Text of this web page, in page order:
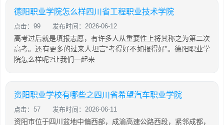
德阳职业学院怎么样四川省工程职业技术学院
点击：99 发布时间：2026-06-12
高考过后就是填报志愿，有许多人从重要性上将其称之为第二次
高考。还有更多的过来人坦言“考得好不如报得好”。德阳职业学
院怎么样呢?让我们一起来
资阳职业学校有哪些之四川省希望汽车职业学院
点击：57 发布时间：2026-06-11
资阳市位于四川盆地中偏西部，成渝高速公路西段，紧邻成都，